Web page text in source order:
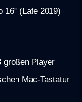
16" (Late 2019)
großen Player
Mac-Tastatur